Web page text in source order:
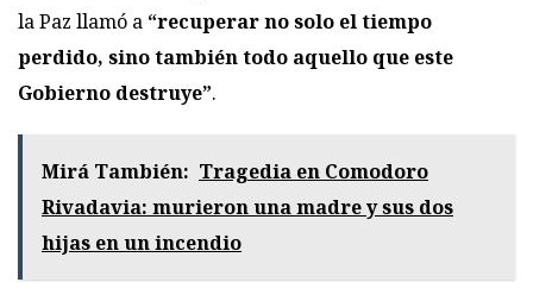
la Paz llamó a “recuperar no solo el tiempo
perdido, sino también todo aquello que este
Gobierno destruye”.
Mirá También: Tragedia en Comodoro
Rivadavia: murieron una madre y sus dos
hijas en un incendio